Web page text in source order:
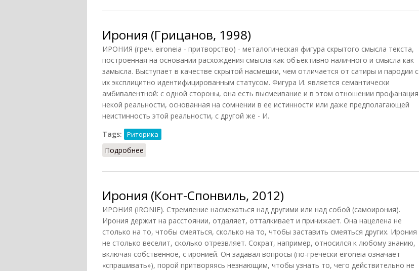
Ирония (Грицанов, 1998)
ИРОНИЯ (греч. eironeia - притворство) - металогическая фигура скрытого смысла текста,
построенная на основании расхождения смысла как объективно наличного и смысла как
замысла. Выступает в качестве скрытой насмешки, чем отличается от сатиры и пародии с
их эксплицитно идентифицированным статусом. Фигура И. является семантически
амбивалентной: с одной стороны, она есть высмеивание и в этом отношении профанация
некой реальности, основанная на сомнении в ее истинности или даже предполагающей
неистинность этой реальности, с другой же - И.
Tags:
Риторика
Подробнее
Ирония (Конт-Спонвиль, 2012)
ИРОНИЯ (IRONIE). Стремление насмехаться над другими или над собой (самоирония).
Ирония держит на расстоянии, отдаляет, отталкивает и принижает. Она нацелена не
столько на то, чтобы смеяться, сколько на то, чтобы заставить смеяться других. Ирония
не столько веселит, сколько отрезвляет. Сократ, например, относился к любому знанию,
включая собственное, с иронией. Он задавал вопросы (по-гречески eironeia означает
«спрашивать»), порой притворяясь незнающим, чтобы узнать то, чего действительно не